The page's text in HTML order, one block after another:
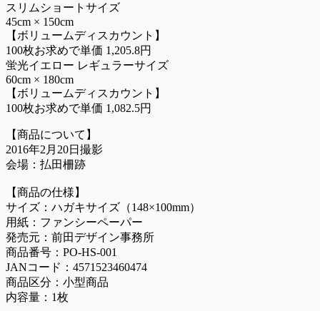
スリムショートサイズ
45cm × 150cm
【ボリュームディスカウント】
100枚お求めで単価 1,205.8円
蛍光イエロー レギュラーサイズ
60cm × 180cm
【ボリュームディスカウント】
100枚お求めで単価 1,082.5円
【商品について】
2016年2月20日撮影
会場：払田柵跡
【商品の仕様】
サイズ：ハガキサイズ（148×100mm）
用紙：ファンシーペーパー
発売元：前田デザイン事務所
商品番号：PO-HS-001
JANコード：4571523460474
商品区分：小型商品
内容量：1枚